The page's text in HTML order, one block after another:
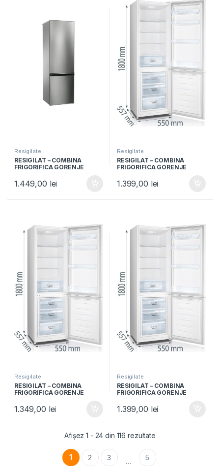
Resigilate
RESIGILAT – COMBINA
FRIGORIFICA GORENJE
Usi reversibile, H 176cm,
Inox
1.449,00 lei
Resigilate
RESIGILAT – COMBINA
FRIGORIFICA GORENJE
Usi reversibile, H 180cm, Alb
1.399,00 lei
Resigilate
RESIGILAT – COMBINA
FRIGORIFICA GORENJE
Usi reversibile, H 180cm, Alb
1.349,00 lei
Resigilate
RESIGILAT – COMBINA
FRIGORIFICA GORENJE
Usi reversibile, H 180cm, Alb
1.399,00 lei
Afișez 1 - 24 din 116 rezultate
1 2 3 … 5